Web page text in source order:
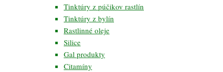
Tinktúry z púčikov rastlín
Tinktúry z bylín
Rastlinné oleje
Silice
Gal produkty
Citamíny